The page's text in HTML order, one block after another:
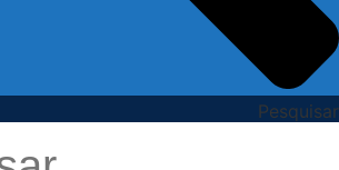
Pesquisar